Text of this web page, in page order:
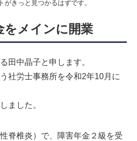
きっと見つかるはずです。
をメインに開業
⽥中晶⼦と申します。
社労士事務所を令和2年10月に
ました。
脊椎炎）で、障害年⾦２級を受